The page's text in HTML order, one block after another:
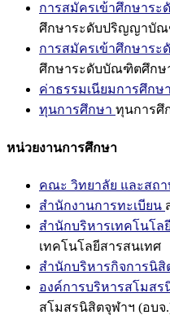
การสมัครเข้าศึกษาร
ศึกษาระดับปริญญาบั
การสมัครเข้าศึกษาร
ศึกษาระดับบัณฑิตศึกษ
ค่าธรรมเนียมการศึกษา
ทุนการศึกษา ทุนการศึ
หน่วยงานการศึกษา
คณะ วิทยาลัย และสถ
สำนักงานการทะเบียน
สำนักบริหารเทคโนโล
เทคโนโลยีสารสนเทศ
สำนักบริหารกิจการนิสิ
องค์การบริหารสโมสร
สโมสรนิสิตจุฬาฯ (อบจ